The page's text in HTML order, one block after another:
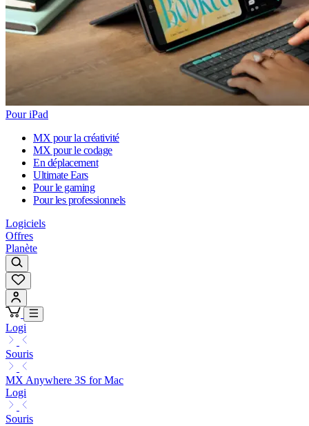
Pour iPad
MX pour la créativité
MX pour le codage
En déplacement
Ultimate Ears
Pour le gaming
Pour les professionnels
Logiciels
Offres
Planète
Logi
Souris
MX Anywhere 3S for Mac
Logi
Souris